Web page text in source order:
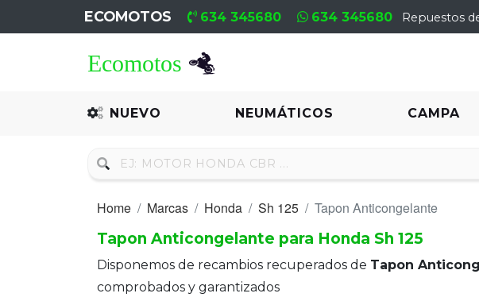
ECOMOTOS 634 345680 634 345680 Repuestos
NUEVO NEUMÁTICOS CAMPA
Recambio
Neumáticos
Home Marcas Honda Sh 125
Tapon Anticongelante
Tapon Anticongelante para Honda Sh 125
Disponemos de recambios recuperados de Tapon
comprobados y garantizados